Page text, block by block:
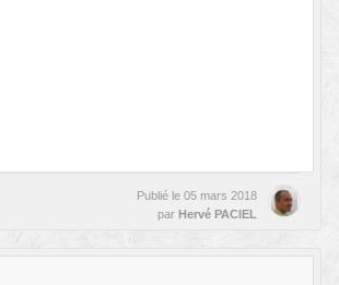
Publié le 05 mars 2018
par Hervé PACIEL